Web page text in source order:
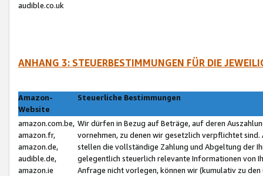
audible.co.uk
ANHANG 3: STEUERBESTIMMUNGEN FÜR DIE
Amazon-
Website
Steuerliche Bestimmungen
amazon.com.be,
amazon.fr,
amazon.de,
audible.de,
amazon.ie
Wir dürfen in Bezug auf Beträge, auf deren
vornehmen, zu denen wir gesetzlich verpflichtet
stellen die vollständige Zahlung und Abgeltung der
gelegentlich steuerlich relevante Informationen von
Anfrage nicht vorlegen, können wir (kumulativ zu